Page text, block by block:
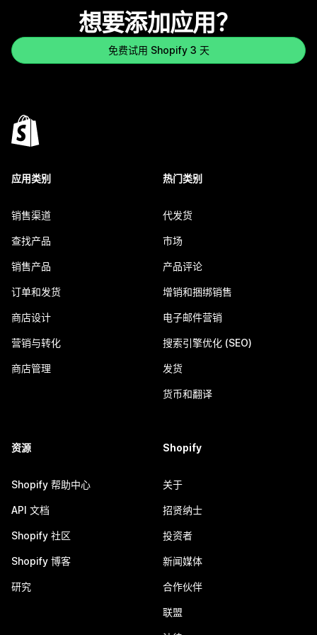
想要添加应用？
免费试用 Shopify 3 天
应用类别
销售渠道
查找产品
销售产品
订单和发货
商店设计
营销与转化
商店管理
热门类别
代发货
市场
产品评论
增销和捆绑销售
电子邮件营销
搜索引擎优化 (SEO)
发货
货币和翻译
资源
Shopify 帮助中心
API 文档
Shopify 社区
Shopify 博客
研究
Shopify
关于
招贤纳士
投资者
新闻媒体
合作伙伴
联盟